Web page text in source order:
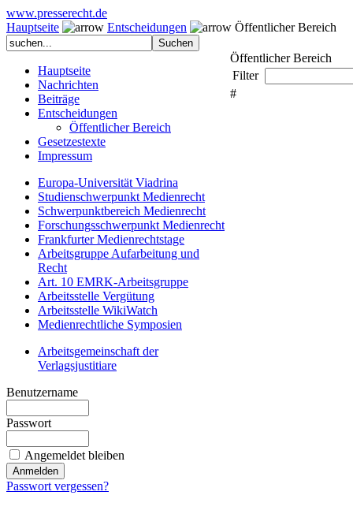
www.presserecht.de
Hauptseite
Entscheidungen Öffentlicher Bereich
Hauptseite
Nachrichten
Beiträge
Entscheidungen
Öffentlicher Bereich
Gesetzestexte
Impressum
Europa-Universität Viadrina
Studienschwerpunkt Medienrecht
Schwerpunktbereich Medienrecht
Forschungsschwerpunkt Medienrecht
Frankfurter Medienrechtstage
Arbeitsgruppe Aufarbeitung und
Recht
Art. 10 EMRK-Arbeitsgruppe
Arbeitsstelle Vergütung
Arbeitsstelle WikiWatch
Medienrechtliche Symposien
Arbeitsgemeinschaft der
Verlagsjustitiare
Benutzername
Passwort
Angemeldet bleiben
Passwort vergessen?
Öffentlicher Bereich
Filter
#